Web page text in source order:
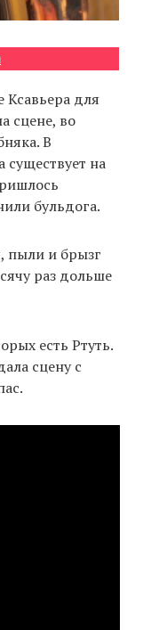
Ксавьера для
сцене, во
В
существует на
бульдога.
пыли и брызг
раз дольше
есть Ртуть.
сцену с